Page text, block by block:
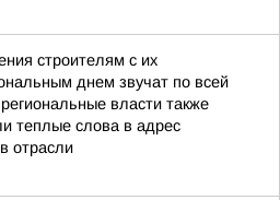
строителям с их
днем звучат по всей
власти также
теплые слова в адрес
отрасли